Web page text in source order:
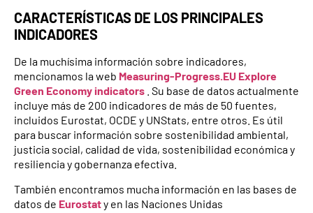
CARACTERÍSTICAS DE LOS PRINCIPALES
INDICADORES
De la muchísima información sobre indicadores,
mencionamos la web Measuring-Progress.EU Explore
Green Economy indicators . Su base de datos actualmente
incluye más de 200 indicadores de más de 50 fuentes,
incluidos Eurostat, OCDE y UNStats, entre otros. Es útil
para buscar información sobre sostenibilidad ambiental,
justicia social, calidad de vida, sostenibilidad económica y
resiliencia y gobernanza efectiva.
También encontramos mucha información en las bases de
datos de Eurostaty en las Naciones Unidas